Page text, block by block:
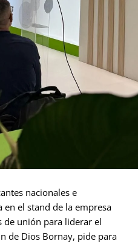
nacionales e
el stand de la empresa
de unión para liderar el
de Dios Bornay, pide para